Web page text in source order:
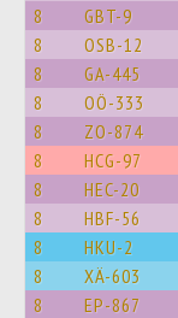
8 GBT-9
8 OSB-12
8 GA-445
8 OÖ-333
8 ZO-874
8 HCG-97
8 HEC-20
8 HBF-56
8 HKU-2
8 XÄ-603
8 EP-867